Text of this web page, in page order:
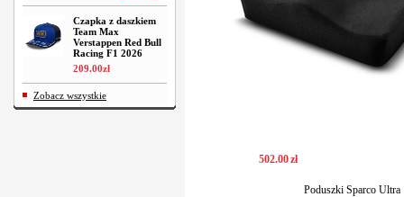
Czapka z daszkiem
Team Max
Verstappen Red Bull
Racing F1 2026
209.00zł
Zobacz wszystkie
502.00zł
Poduszki Sparco Ultra